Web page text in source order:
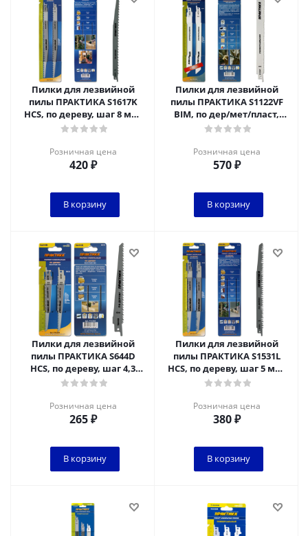
Пилки для лезвийной
пилы ПРАКТИКА S1617K
HCS, по дереву, шаг 8 мм,
длина 300 мм, 2 шт
Розничная цена
420₽
В корзину
Пилки для лезвийной
пилы ПРАКТИКА S1122VF
BIM, по дер/мет/пласт,
шаг 1,8-2,6 мм, длина 225
Розничная цена
570₽
В корзину
Пилки для лезвийной
пилы ПРАКТИКА S644D
HCS, по дереву, шаг 4,3
мм, длина 150 мм, 2 шт
Розничная цена
265₽
В корзину
Пилки для лезвийной
пилы ПРАКТИКА S1531L
HCS, по дереву, шаг 5 мм,
длина 240 мм, 2 шт
Розничная цена
380₽
В корзину